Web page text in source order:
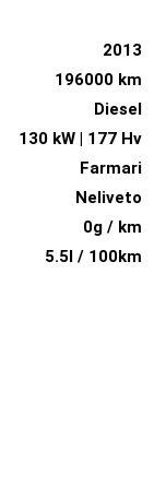
2013
196000 km
Diesel
130 kW | 177 Hv
Farmari
Neliveto
0g / km
5.5l / 100km